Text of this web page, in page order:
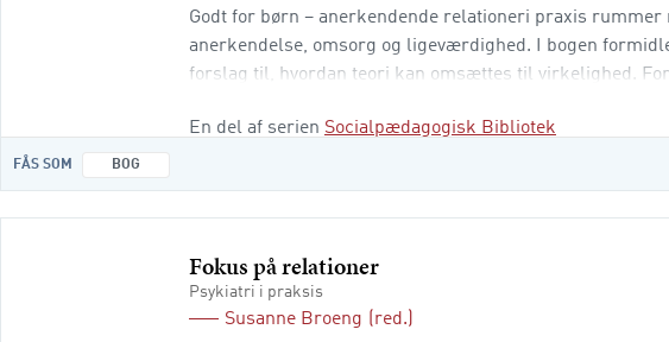
Godt for børn – anerkendende relationeri praxis
anerkendelse, omsorg og ligeværdighed. I bogen
forslag til, hvordan teori kan omsættes til virkelighed.
En del af serien Socialpædagogisk Bibliotek
FÅS SOM BOG
Fokus på relationer
Psykiatri i praksis
Susanne Broeng (red.)